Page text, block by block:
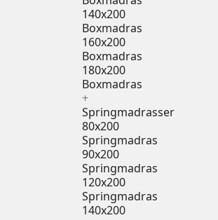
140x200
Boxmadras
160x200
Boxmadras
180x200
Boxmadras
+
Springmadrasser
80x200
Springmadras
90x200
Springmadras
120x200
Springmadras
140x200